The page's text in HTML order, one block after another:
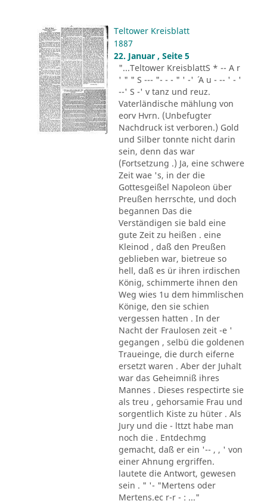
Teltower Kreisblatt
1887
22. Januar , Seite 5
"...Teltower KreisblattS * -- A r
' " " S --- "- - - " ' -' ´ A u - -- ' - '
--' S -' v tanz und reuz.
Vaterländische mählung von
eorv Hvrn. (Unbefugter
Nachdruck ist verboren.) Gold
und Silber tonnte nicht darin
sein, denn das war
(Fortsetzung .) Ja, eine schwere
Zeit wae 's, in der die
Gottesgeißel Napoleon über
Preußen herrschte, und doch
begannen Das die
Verständigen sie bald eine
gute Zeit zu heißen . eine
Kleinod , daß den Preußen
geblieben war, bietreue so
hell, daß es ür ihren irdischen
König, schimmerte ihnen den
Weg wies 1u dem himmlischen
Könige, den sie schien
vergessen hatten . In der
Nacht der Fraulosen zeit -e '
gegangen , selbü die goldenen
Traueinge, die durch eiferne
ersetzt waren . Aber der Juhalt
war das Geheimniß ihres
Mannes . Dieses respectirte sie
als treu , gehorsamie Frau und
sorgentlich Kiste zu hüter . Als
Jury und die - lttzt habe man
noch die . Entdechmg
gemacht, daß er ein '-- , , ' von
einer Ahnung ergriffen.
lautete die Antwort, gewesen
sein . " '- "Mertens oder
Mertens.ec r-r - : ..."